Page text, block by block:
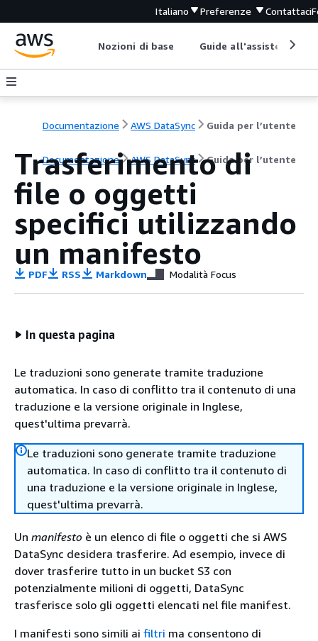
Italiano Preferenze Contattaci
Nozioni di base Guide all'assistenza
Documentazione AWS DataSync Guida per l’utente
Documentazione AWS DataSync Guida per l’utente
Trasferimento di
file o oggetti
specifici utilizzando
un manifesto
PDF RSS Markdown Modalità Focus
In questa pagina
Le traduzioni sono generate tramite traduzione
automatica. In caso di conflitto tra il contenuto di una
traduzione e la versione originale in Inglese,
quest'ultima prevarrà.
Le traduzioni sono generate tramite traduzione
automatica. In caso di conflitto tra il contenuto di
una traduzione e la versione originale in Inglese,
quest'ultima prevarrà.
Un manifesto è un elenco di file o oggetti che si AWS
DataSync desidera trasferire. Ad esempio, invece di
dover trasferire tutto in un bucket S3 con
potenzialmente milioni di oggetti, DataSync
trasferisce solo gli oggetti elencati nel file manifest.
I manifesti sono simili ai filtri ma consentono di